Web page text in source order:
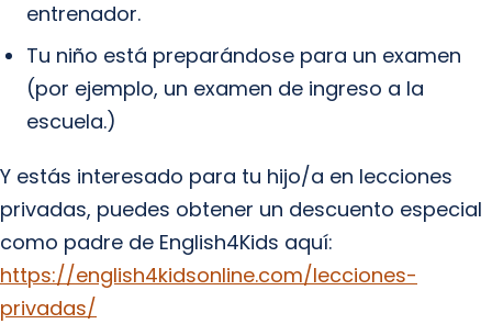
entrenador.
Tu niño está preparándose para un examen
(por ejemplo, un examen de ingreso a la
escuela.)
Y estás interesado para tu hijo/a en lecciones
privadas, puedes obtener un descuento especial
como padre de English4Kids aquí:
https://english4kidsonline.com/lecciones-
privadas/